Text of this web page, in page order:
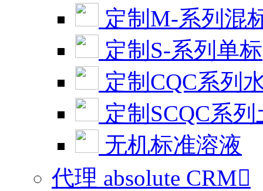
定制M-系列混
定制S-系列单标
定制CQC系列
定制SCQC系
无机标准溶液
代理 absolute CRM